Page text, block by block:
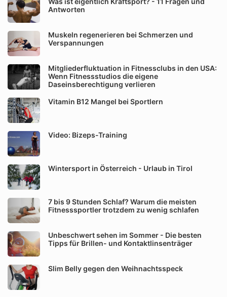
Antworten
Muskeln regenerieren bei Schmerzen und
Verspannungen
Mitgliederfluktuation in Fitnessclubs in den USA:
Wenn Fitnessstudios die eigene
Daseinsberechtigung verlieren
Vitamin B12 Mangel bei Sportlern
Video: Bizeps-Training
Wintersport in Österreich - Urlaub in Tirol
7 bis 9 Stunden Schlaf? Warum die meisten
Fitnesssportler trotzdem zu wenig schlafen
Unbeschwert sehen im Sommer - Die besten
Tipps für Brillen- und Kontaktlinsenträger
Slim Belly gegen den Weihnachtsspeck